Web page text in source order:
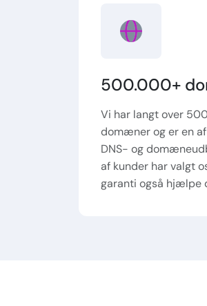
500.000+
Vi har langt over
domæner og er en
DNS- og
af kunder har valgt
garanti også hjælpe